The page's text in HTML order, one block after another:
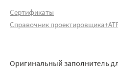
Сертификаты
Справочник
Оригинальный заполнитель